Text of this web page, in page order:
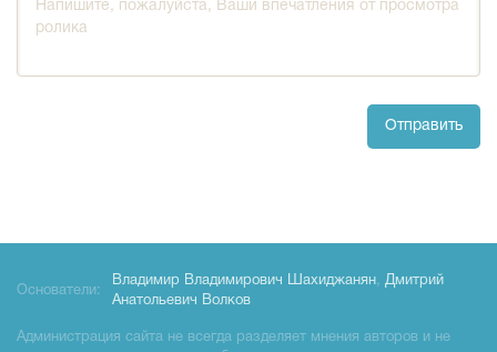
Отправить
Основатели:
Владимир Владимирович Шахиджанян, Дмитрий
Анатольевич Волков
Администрация сайта не всегда разделяет мнения авторов и не